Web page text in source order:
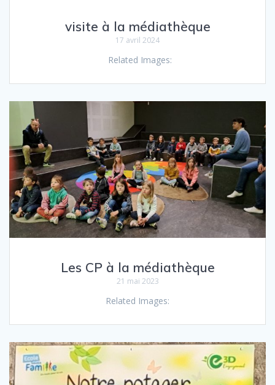
visite à la médiathèque
17 avril 2024
Related Images:
Les CP à la médiathèque
21 mai 2023
Related Images: